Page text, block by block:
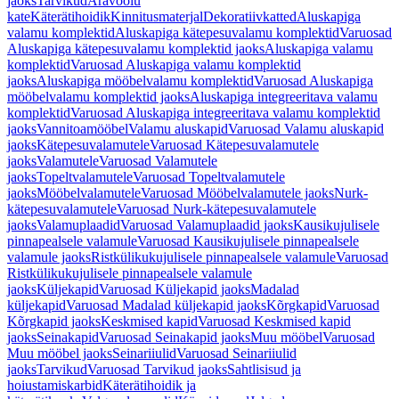
kateKäterätihoidikKinnitusmaterjalDekoratiivkattedAluskapiga
valamu komplektidAluskapiga kätepesuvalamu komplektidVaruosad
Aluskapiga kätepesuvalamu komplektid jaoksAluskapiga valamu
komplektidVaruosad Aluskapiga valamu komplektid
jaoksAluskapiga mööbelvalamu komplektidVaruosad Aluskapiga
mööbelvalamu komplektid jaoksAluskapiga integreeritava valamu
komplektidVaruosad Aluskapiga integreeritava valamu komplektid
jaoksVannitoamööbelValamu aluskapidVaruosad Valamu aluskapid
jaoksKätepesuvalamuteleVaruosad Kätepesuvalamutele
jaoksValamuteleVaruosad Valamutele
jaoksTopeltvalamuteleVaruosad Topeltvalamutele
jaoksMööbelvalamuteleVaruosad Mööbelvalamutele jaoksNurk-
kätepesuvalamuteleVaruosad Nurk-kätepesuvalamutele
jaoksValamuplaadidVaruosad Valamuplaadid jaoksKausikujulisele
pinnapealsele valamuleVaruosad Kausikujulisele pinnapealsele
valamule jaoksRistkülikukujulisele pinnapealsele valamuleVaruosad
Ristkülikukujulisele pinnapealsele valamule
jaoksKüljekapidVaruosad Küljekapid jaoksMadalad
küljekapidVaruosad Madalad küljekapid jaoksKõrgkapidVaruosad
Kõrgkapid jaoksKeskmised kapidVaruosad Keskmised kapid
jaoksSeinakapidVaruosad Seinakapid jaoksMuu mööbelVaruosad
Muu mööbel jaoksSeinariiulidVaruosad Seinariiulid
jaoksTarvikudVaruosad Tarvikud jaoksSahtlisisud ja
hoiustamiskarbidKäterätihoidik ja